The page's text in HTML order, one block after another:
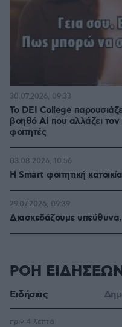
Το DEI College
βοηθό AI που αλλάζει τον
φοιτητές
30.07.2026, 09:33
Η Smart φοιτητική
03.08.2026, 10:56
Διασκεδάζουμε
29.07.2026, 09:39
ΡΟΗ
Ειδήσεις
πριν 4 λεπτά